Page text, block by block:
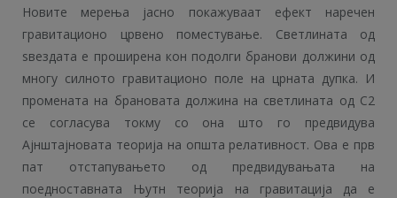
Новите мерења јасно покажуваат ефект наречен
гравитационо црвено поместување. Светлината од
ѕвездата е проширена кон подолги бранови должини од
многу силното гравитационо поле на црната дупка. И
промената на брановата должина на светлината од С2
се согласува токму со она што го предвидува
Ајнштајновата теорија на општа релативност. Ова е прв
пат отстапувањето од предвидувањата на
поедноставната Њутн теорија на гравитација да е